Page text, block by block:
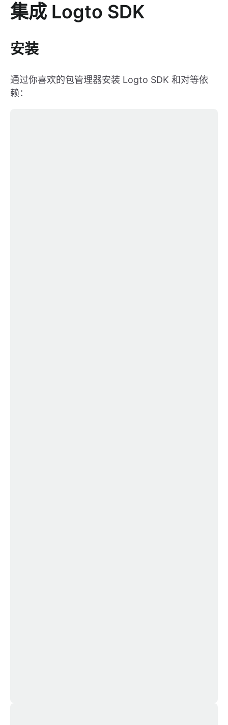
集成 Logto SDK
安装
通过你喜欢的包管理器安装 Logto SDK 和对等依
赖：